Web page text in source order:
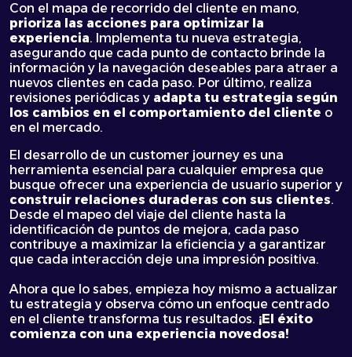
Con el mapa de recorrido del cliente en mano,
prioriza las acciones para optimizar la
experiencia. Implementa tu nueva estrategia,
asegurando que cada punto de contacto brinde la
información y la navegación deseables para atraer a
nuevos clientes en cada paso. Por último, realiza
revisiones periódicas y adapta tu estrategia según
los cambios en el comportamiento del cliente o
en el mercado.
El desarrollo de un customer journey es una
herramienta esencial para cualquier empresa que
busque ofrecer una experiencia de usuario superior y
construir relaciones duraderas con sus clientes.
Desde el mapeo del viaje del cliente hasta la
identificación de puntos de mejora, cada paso
contribuye a maximizar la eficiencia y a garantizar
que cada interacción deje una impresión positiva.
Ahora que lo sabes, empieza hoy mismo a actualizar
tu estrategia y observa cómo un enfoque centrado
en el cliente transforma tus resultados. ¡El éxito
comienza con una experiencia novedosa!